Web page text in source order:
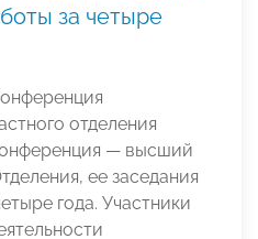
за четыре
отделения
— высший
ее заседания
года. Участники